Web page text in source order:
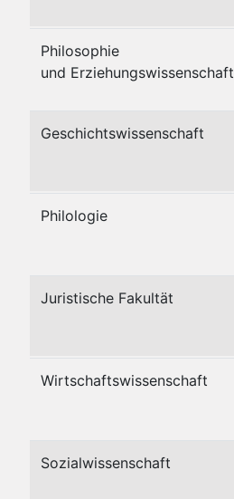
Philosophie
und Erziehungswissenschaft
Geschichtswissenschaft
Philologie
Juristische Fakultät
Wirtschaftswissenschaft
Sozialwissenschaft